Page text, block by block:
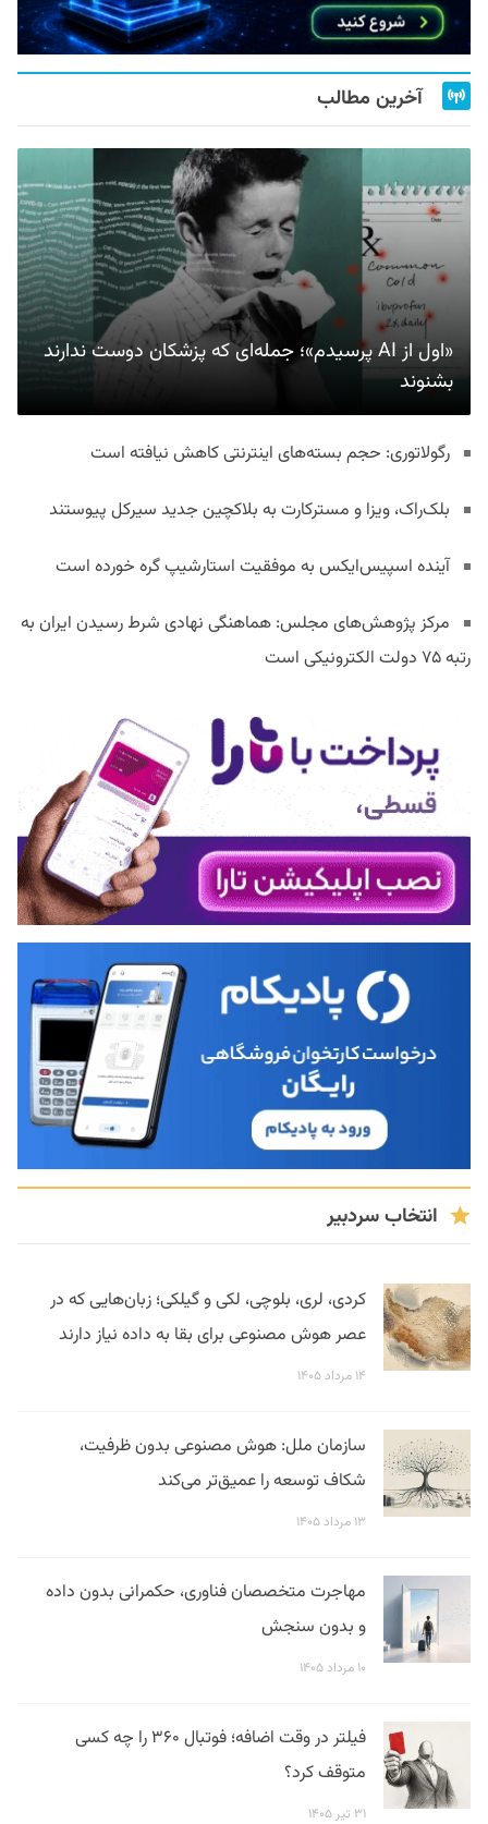
آخرین مطالب
«اول از AI پرسیدم»؛ جمله‌ای که پزشکان دوست ندارند
بشنوند
رگولاتوری: حجم بسته‌های اینترنتی کاهش نیافته است
بلک‌راک، ویزا و مسترکارت به بلاکچین جدید سیرکل پیوستند
آینده اسپیس‌ایکس به موفقیت استارشیپ گره خورده است
مرکز پژوهش‌های مجلس: هماهنگی نهادی شرط رسیدن ایران به
رتبه ۷۵ دولت الکترونیکی است
انتخاب سردبیر
کردی، لری، بلوچی، لکی و گیلکی؛ زبان‌هایی که در
عصر هوش مصنوعی برای بقا به داده نیاز دارند
۱۴ مرداد ۱۴۰۵
سازمان ملل: هوش مصنوعی بدون ظرفیت،
شکاف توسعه را عمیق‌تر می‌کند
۱۳ مرداد ۱۴۰۵
مهاجرت متخصصان فناوری، حکمرانی بدون داده
و بدون سنجش
۱۰ مرداد ۱۴۰۵
فیلتر در وقت اضافه؛ فوتبال ۳۶۰ را چه کسی
متوقف کرد؟
۳۱ تیر ۱۴۰۵